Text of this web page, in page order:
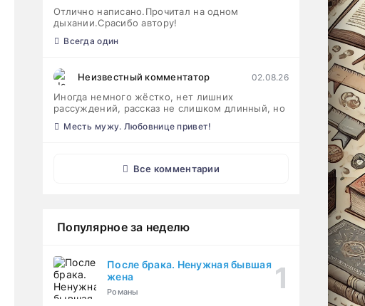
Отлично написано.Прочитал на одном
дыхании.Срасибо автору!
Всегда один
Неизвестный комментатор 02.08.26
Иногда немного жёстко, нет лишних
рассуждений, рассказ не слишком длинный, но
Месть мужу. Любовнице привет!
Все комментарии
Популярное за неделю
После брака. Ненужная бывшая
жена
Романы